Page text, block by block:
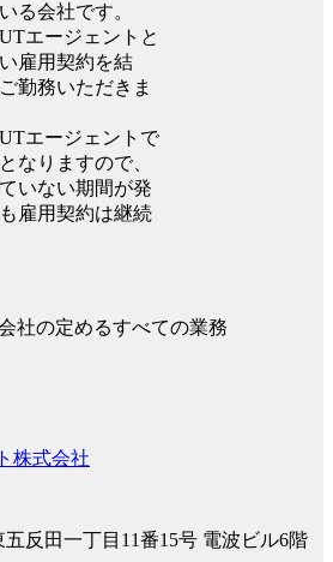
る会社です。
エージェントと
雇用契約を結
勤務いただきま
エージェントで
なりますので、
いない期間が発
雇用契約は継続
社の定めるすべての業務
株式会社
反田一丁目11番15号 電波ビル6階